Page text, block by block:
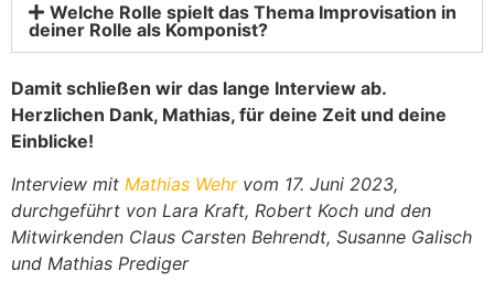
Welche Rolle spielt das Thema Improvisation in
deiner Rolle als Komponist?
Damit schließen wir das lange Interview ab.
Herzlichen Dank, Mathias, für deine Zeit und deine
Einblicke!
Interview mit Mathias Wehrvom 17. Juni 2023,
durchgeführt von Lara Kraft, Robert Koch und den
Mitwirkenden Claus Carsten Behrendt, Susanne Galisch
und Mathias Prediger